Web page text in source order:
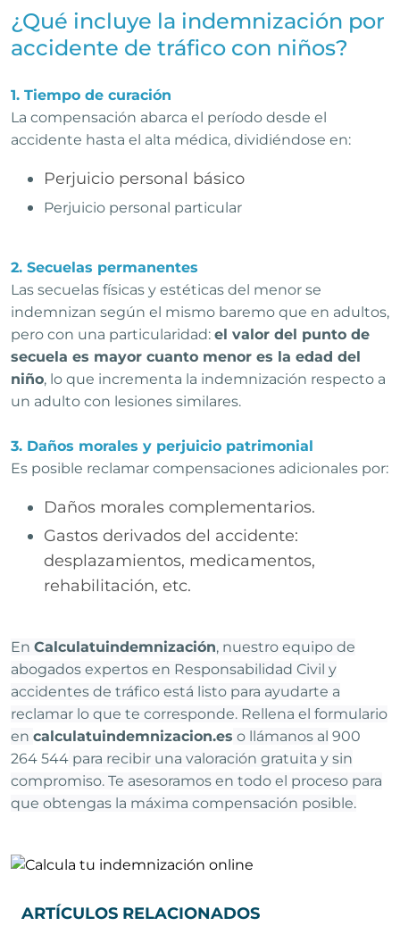
¿Qué incluye la indemnización por
accidente de tráfico con niños?
1. Tiempo de curación
La compensación abarca el período desde el
accidente hasta el alta médica, dividiéndose en:
Perjuicio personal básico
Perjuicio personal particular
2. Secuelas permanentes
Las secuelas físicas y estéticas del menor se
indemnizan según el mismo baremo que en adultos,
pero con una particularidad: el valor del punto de
secuela es mayor cuanto menor es la edad del
niño, lo que incrementa la indemnización respecto a
un adulto con lesiones similares.
3. Daños morales y perjuicio patrimonial
Es posible reclamar compensaciones adicionales por:
Daños morales complementarios.
Gastos derivados del accidente:
desplazamientos, medicamentos,
rehabilitación, etc.
En Calculatuindemnización, nuestro equipo de
abogados expertos en Responsabilidad Civil y
accidentes de tráfico está listo para ayudarte a
reclamar lo que te corresponde. Rellena el formulario
en calculatuindemnizacion.es o llámanos al 900
264 544 para recibir una valoración gratuita y sin
compromiso. Te asesoramos en todo el proceso para
que obtengas la máxima compensación posible.
ARTÍCULOS RELACIONADOS